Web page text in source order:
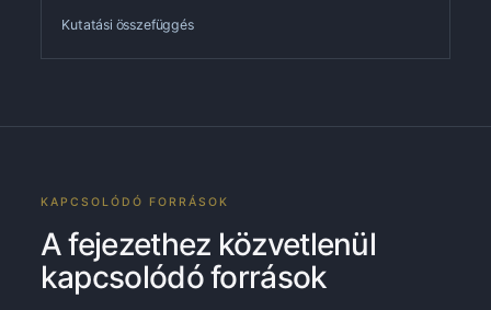
Kutatási összefüggés
KAPCSOLÓDÓ FORRÁSOK
A fejezethez közvetlenül
kapcsolódó források